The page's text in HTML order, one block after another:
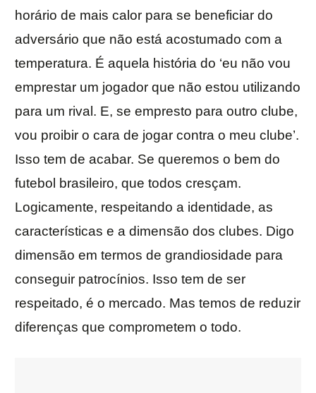
horário de mais calor para se beneficiar do
adversário que não está acostumado com a
temperatura. É aquela história do ‘eu não vou
emprestar um jogador que não estou utilizando
para um rival. E, se empresto para outro clube,
vou proibir o cara de jogar contra o meu clube’.
Isso tem de acabar. Se queremos o bem do
futebol brasileiro, que todos cresçam.
Logicamente, respeitando a identidade, as
características e a dimensão dos clubes. Digo
dimensão em termos de grandiosidade para
conseguir patrocínios. Isso tem de ser
respeitado, é o mercado. Mas temos de reduzir
diferenças que comprometem o todo.